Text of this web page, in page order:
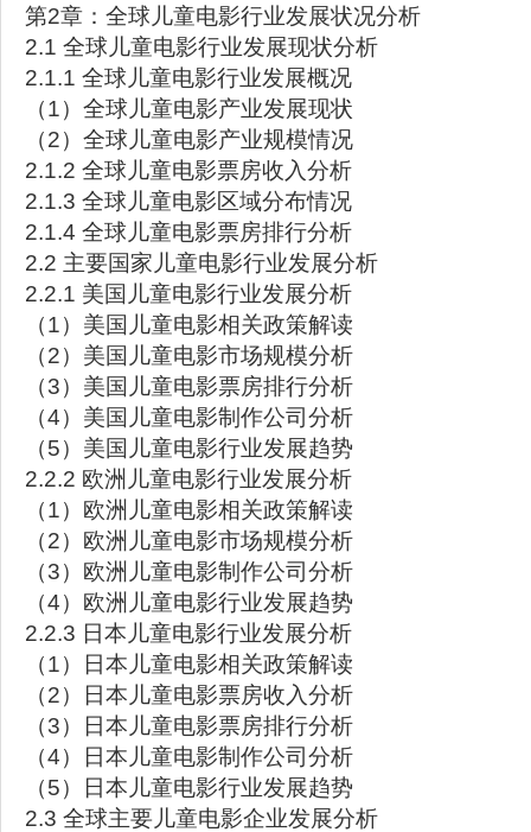
第2章：全球儿童电影行业发展状况分析
2.1 全球儿童电影行业发展现状分析
2.1.1 全球儿童电影行业发展概况
（1）全球儿童电影产业发展现状
（2）全球儿童电影产业规模情况
2.1.2 全球儿童电影票房收入分析
2.1.3 全球儿童电影区域分布情况
2.1.4 全球儿童电影票房排行分析
2.2 主要国家儿童电影行业发展分析
2.2.1 美国儿童电影行业发展分析
（1）美国儿童电影相关政策解读
（2）美国儿童电影市场规模分析
（3）美国儿童电影票房排行分析
（4）美国儿童电影制作公司分析
（5）美国儿童电影行业发展趋势
2.2.2 欧洲儿童电影行业发展分析
（1）欧洲儿童电影相关政策解读
（2）欧洲儿童电影市场规模分析
（3）欧洲儿童电影制作公司分析
（4）欧洲儿童电影行业发展趋势
2.2.3 日本儿童电影行业发展分析
（1）日本儿童电影相关政策解读
（2）日本儿童电影票房收入分析
（3）日本儿童电影票房排行分析
（4）日本儿童电影制作公司分析
（5）日本儿童电影行业发展趋势
2.3 全球主要儿童电影企业发展分析